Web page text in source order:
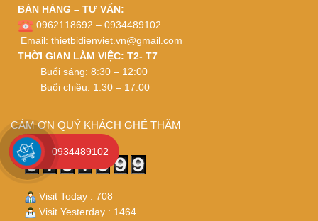
BÁN HÀNG – TƯ VẤN:
0962118692 – 0934489102
Email: thietbidienviet.vn@gmail.com
THỜI GIAN LÀM VIỆC: T2- T7
Buổi sáng: 8:30 – 12:00
Buổi chiều: 1:30 – 17:00
CÁM ƠN QUÝ KHÁCH GHÉ THĂM
Visit Today : 708
Visit Yesterday : 1464
0934489102